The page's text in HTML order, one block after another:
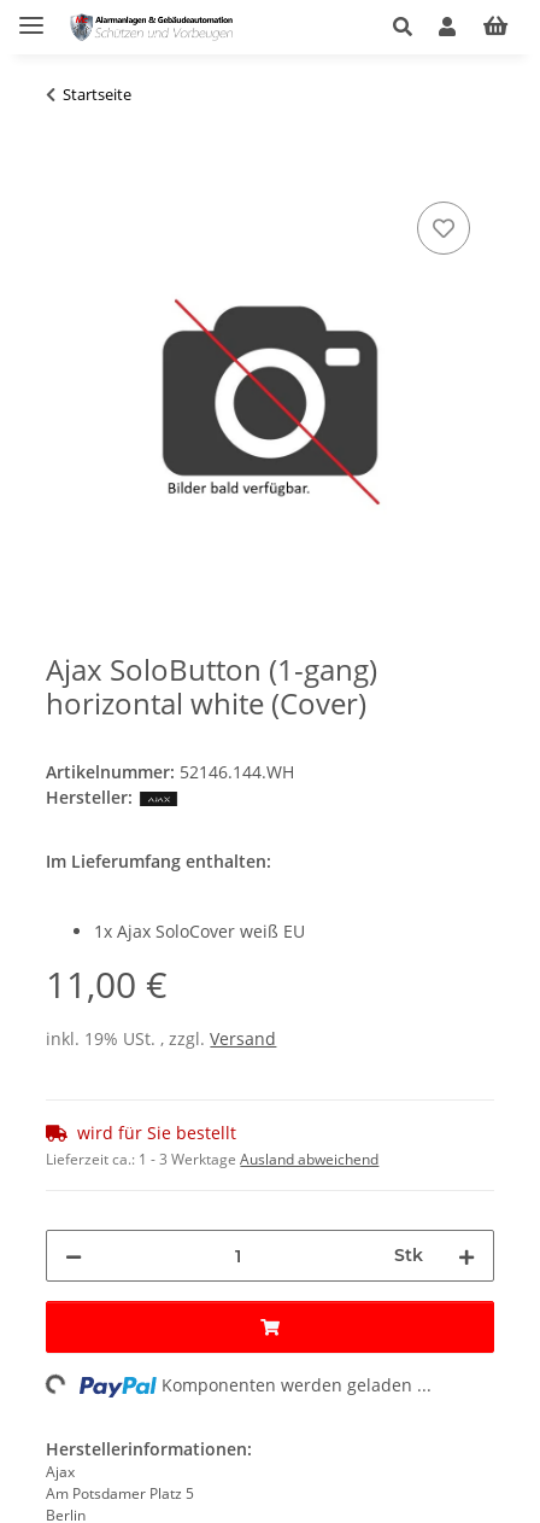
Startseite
Ajax SoloButton (1-gang)
horizontal white (Cover)
Artikelnummer: 52146.144.WH
Hersteller:
Im Lieferumfang enthalten:
1x Ajax SoloCover weiß EU
11,00 €
inkl. 19% USt. , zzgl.Versand
wird für Sie bestellt
Lieferzeit ca.: 1 - 3 WerktageAusland abweichend
Stk
Komponenten werden geladen ...
Herstellerinformationen:
Ajax
Am Potsdamer Platz 5
Berlin